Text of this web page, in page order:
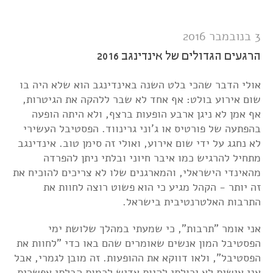
3 בנובמבר 2016
הרגעים הגדולים של אינדינגב 2016
אולי הדבר שהכי בלט השנה באינדינגב הוא שלא היה בו
שום אירוע בולט: אף אחד לא שבר ללהקה את הגיטרות,
אף אמן לא ניגן ארבע הופעות ברצף, ולא היתה הופעה
בהפתעה של פורטיס או ג'וני גרינווד. הפסטיבל העשירי
לא נחגג על ידי שום אירוע, ואולי זה סימן טוב. אינדינגב
מתחיל להרגיש כמו איבר חיוני ובלתי ניתן להפרדה
מהאינדי הישראלי, והמארגנים שלו לא צריכים להוכיח את
זה יותר - הקהל מגיע כי הוא פשוט רוצה לחוות את
התרבות האלטרנטיבית בישראל.
אני אומר "תרבות", כי שמעתי במהלך שלושת ימי
הפסטיבל המון אנשים שאומרים שהם באו כדי "לחוות את
הפסטיבל", ולאו דווקא את ההופעות. זה מובן לגמרי, אבל